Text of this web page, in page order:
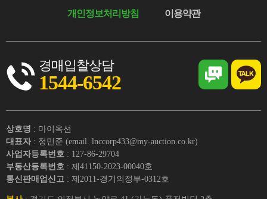
개인정보처리방침 이용약관
경매입찰상담
1544-6542
상호명 : 마이옥션
대표자 : 정민준 (email. lnccorp433@my-auction.co.kr)
사업자등록번호 : 127-86-29704
부동산등록번호 : 제41150-2023-00040호
통신판매업신고 : 제2011-경기의정부-0312호